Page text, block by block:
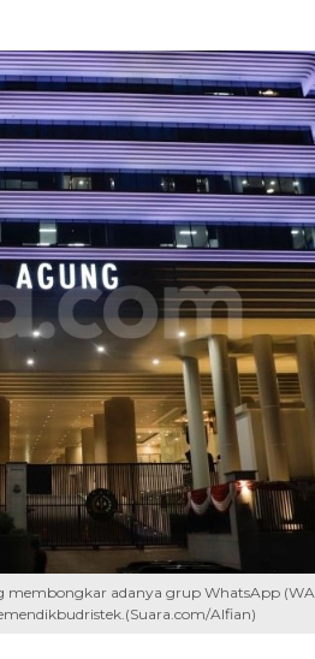
membongkar adanya grup WhatsApp
Alfian)